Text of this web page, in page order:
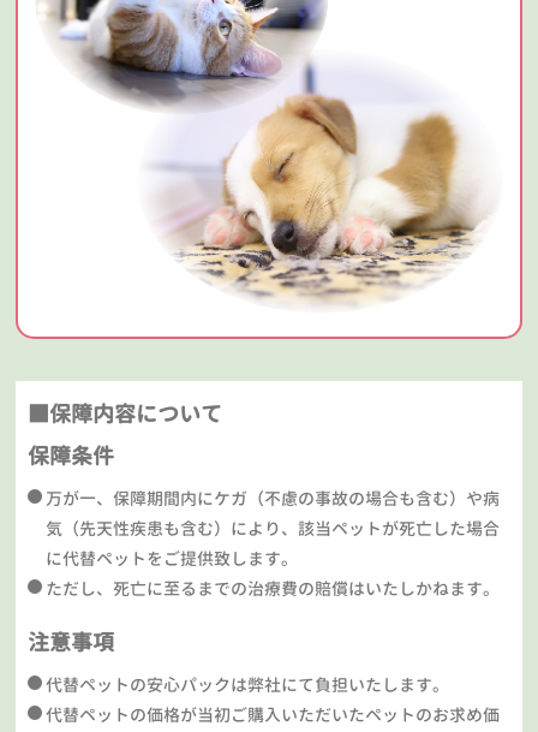
■保障内容について
保障条件
万が一、保障期間内にケガ（不慮の事故の場合も含む）や病
気（先天性疾患も含む）により、該当ペットが死亡した場合
に代替ペットをご提供致します。
ただし、死亡に至るまでの治療費の賠償はいたしかねます。
注意事項
代替ペットの安心パックは弊社にて負担いたします。
代替ペットの価格が当初ご購入いただいたペットのお求め価